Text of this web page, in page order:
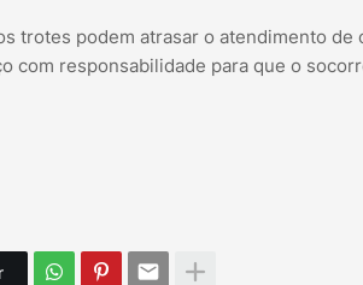
trotes podem atrasar o atendimento
com responsabilidade para que o